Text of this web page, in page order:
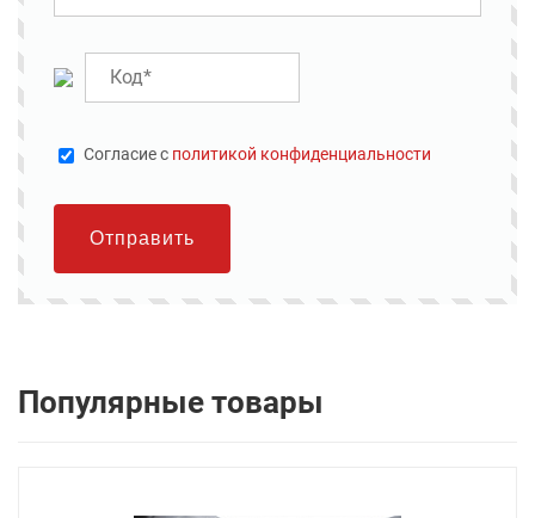
Cогласие с политикой конфиденциальности
Отправить
Популярные товары